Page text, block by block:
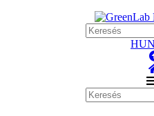
HUN